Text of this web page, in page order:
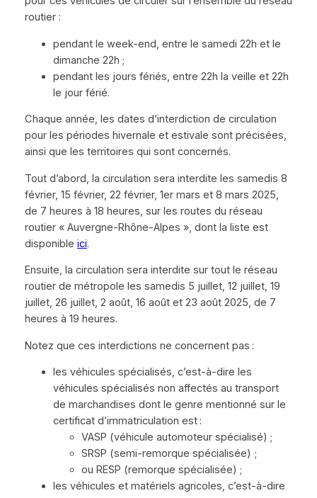
routier :
pendant le week-end, entre le samedi 22h et le
dimanche 22h ;
pendant les jours fériés, entre 22h la veille et 22h
le jour férié.
Chaque année, les dates d’interdiction de circulation
pour les périodes hivernale et estivale sont précisées,
ainsi que les territoires qui sont concernés.
Tout d’abord, la circulation sera interdite les samedis 8
février, 15 février, 22 février, 1er mars et 8 mars 2025,
de 7 heures à 18 heures, sur les routes du réseau
routier « Auvergne-Rhône-Alpes », dont la liste est
disponible ici.
Ensuite, la circulation sera interdite sur tout le réseau
routier de métropole les samedis 5 juillet, 12 juillet, 19
juillet, 26 juillet, 2 août, 16 août et 23 août 2025, de 7
heures à 19 heures.
Notez que ces interdictions ne concernent pas :
les véhicules spécialisés, c’est-à-dire les
véhicules spécialisés non affectés au transport
de marchandises dont le genre mentionné sur le
certificat d’immatriculation est :
VASP (véhicule automoteur spécialisé) ;
SRSP (semi-remorque spécialisée) ;
ou RESP (remorque spécialisée) ;
les véhicules et matériels agricoles, c’est-à-dire